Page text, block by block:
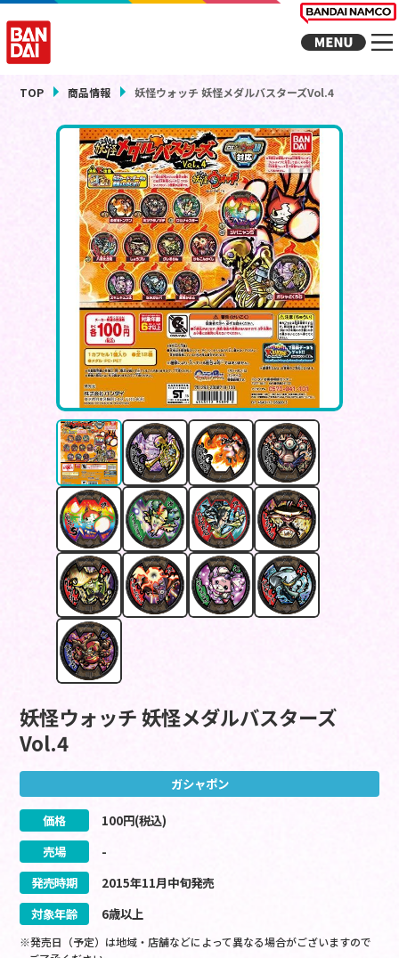
TOP 商品情報 妖怪ウォッチ 妖怪メダルバスターズVol.4
妖怪ウォッチ 妖怪メダルバスターズ
Vol.4
ガシャポン
価格 100円(税込)
売場
-
発売時期
2015年11月中旬発売
対象年齢
6歳以上
※発売日（予定）は地域・店舗などによって異なる場合がございますので